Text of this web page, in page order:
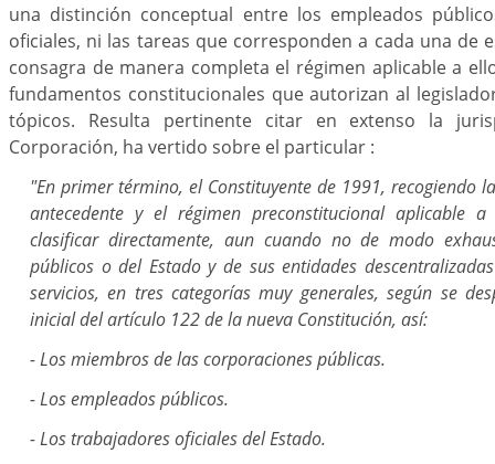
una distinción conceptual entre los empleados
oficiales, ni las tareas que corresponden a cada una de
consagra de manera completa el régimen aplicable a
fundamentos constitucionales que autorizan al
tópicos. Resulta pertinente citar en extenso la
Corporación, ha vertido sobre el particular :
"En primer término, el Constituyente de 1991, recogiendo
antecedente y el régimen preconstitucional aplicable
clasificar directamente, aun cuando no de modo
públicos o del Estado y de sus entidades
servicios, en tres categorías muy generales, según se
inicial del artículo 122 de la nueva Constitución, así:
- Los miembros de las corporaciones públicas.
- Los empleados públicos.
- Los trabajadores oficiales del Estado.